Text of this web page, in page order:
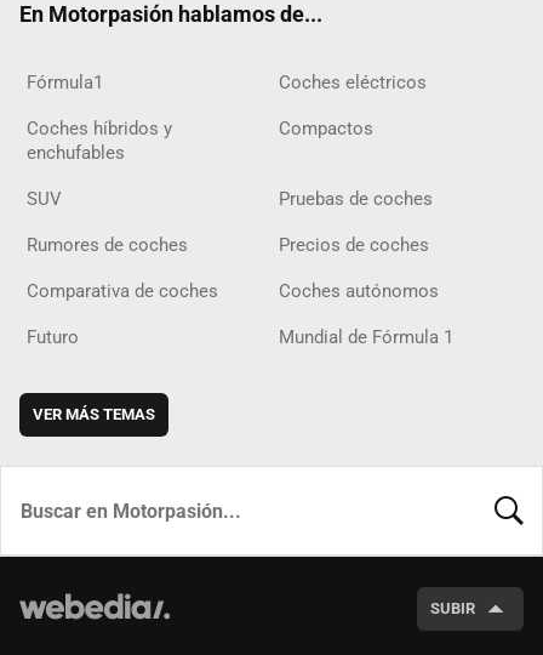
En Motorpasión hablamos de...
Fórmula1 Coches eléctricos
Coches híbridos y
enchufables
Compactos
SUV Pruebas de coches
Rumores de coches Precios de coches
Comparativa de coches Coches autónomos
Futuro Mundial de Fórmula 1
VER MÁS TEMAS
SUBIR